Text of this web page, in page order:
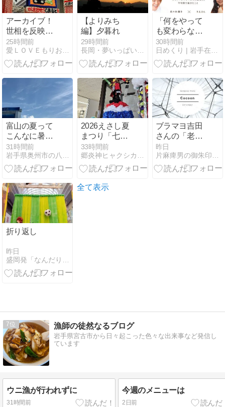
アーカイブ！
世相を反映す
る盛岡七夕飾
り
25時間前
【よりみち
編】夕暮れ
29時間前
「何をやって
も変わらなか
った」半年で
どん底→助け
てくれる人に
へ！りえさん
インタビュー
30時間前
富山の夏って
こんなに暑か
ったの？
31時間前
2026えさし夏
まつり「七夕
まつり」
33時間前
ブラマヨ吉田
さんの「老い
は熟成」例え
に感嘆。障害
やピンチも視
昨日
折り返し
昨日
盛岡発「なんだりかんだり」
全て表示
7 漁師の徒然なるブログ
岩手県宮古市から日々起こった色々な出来事など発信し
ています
ウニ漁が行われずに
31時間前
今週のメニューは
2日前